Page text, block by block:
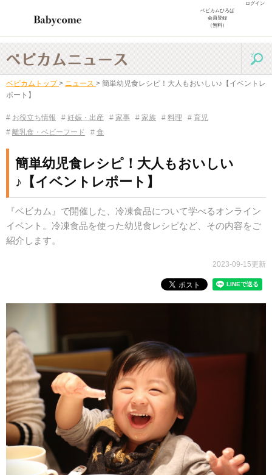
ログイン
ベビカムひろば
会員登録
（無料）
ベビカムトップ > ニュース > 簡単幼児食レシピ！大人もおいしい♪【イベントレ
ポート】
# お役立ち情報 # 妊娠・出産 # 家事 # 家族 # 料理 # 育児
# 離乳食・ベビーフード # 食
簡単幼児食レシピ！大人もおいしい
♪【イベントレポート】
『ベビカム』で開催した、冷凍食品について学べるオンライン
イベント。冷凍食品を使った幼児食レシピなど、その内容をご
紹介します。
2023-09-15更新